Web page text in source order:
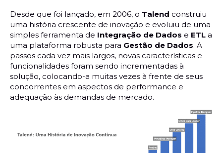
Desde que foi lançado, em 2006, o Talend construiu
uma história crescente de inovação e evoluiu de uma
simples ferramenta de Integração de Dados e ETL a
uma plataforma robusta para Gestão de Dados. A
passos cada vez mais largos, novas características e
funcionalidades foram sendo incrementadas à
solução, colocando-a muitas vezes à frente de seus
concorrentes em aspectos de performance e
adequação às demandas de mercado.